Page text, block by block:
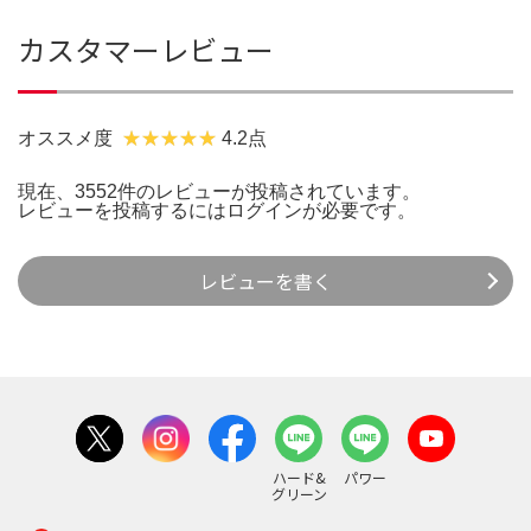
カスタマーレビュー
オススメ度 4.2点
現在、3552件のレビューが投稿されています。
レビューを投稿するには ログインが必要です。
レビューを書く
ハード&
グリーン
パワー